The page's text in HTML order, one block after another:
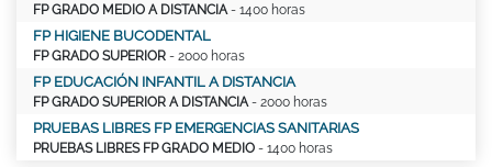
FP GRADO MEDIO A DISTANCIA - 1400 horas
FP HIGIENE BUCODENTAL
FP GRADO SUPERIOR - 2000 horas
FP EDUCACIÓN INFANTIL A DISTANCIA
FP GRADO SUPERIOR A DISTANCIA - 2000 horas
PRUEBAS LIBRES FP EMERGENCIAS SANITARIAS
PRUEBAS LIBRES FP GRADO MEDIO - 1400 horas